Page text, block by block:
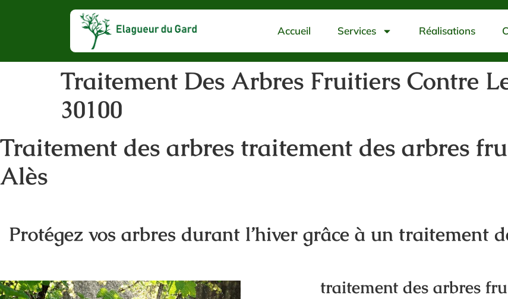
Accueil Services Réalisations
Traitement Des Arbres Fruitiers Contre
30100
Traitement des arbres traitement des arbres
Alès
Protégez vos arbres durant l’hiver grâce à un traitement
traitement des arbres